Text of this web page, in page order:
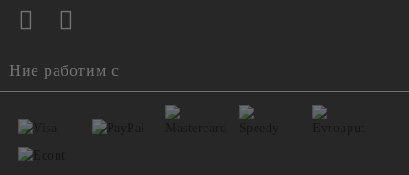
Ние работим с